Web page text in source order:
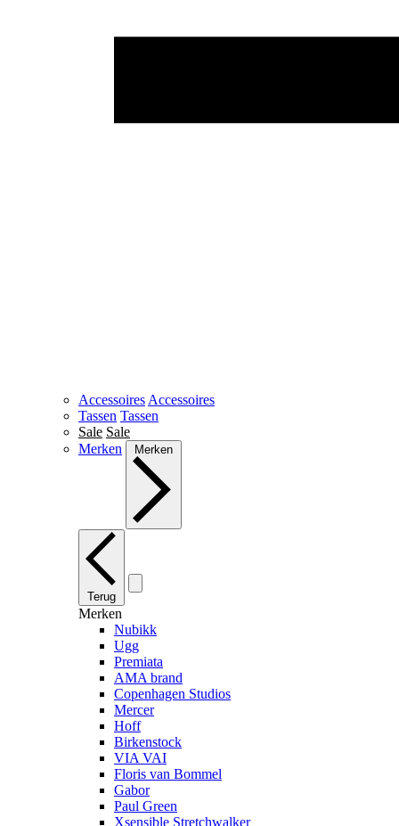
Accessoires Accessoires
Tassen Tassen
Sale Sale
Merken
Merken
Terug
Merken
Nubikk
Ugg
Premiata
AMA brand
Copenhagen Studios
Mercer
Hoff
Birkenstock
VIA VAI
Floris van Bommel
Gabor
Paul Green
Xsensible Stretchwalker